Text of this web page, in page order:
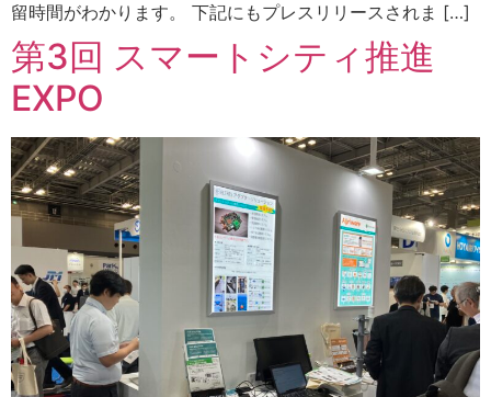
留時間がわかります。 下記にもプレスリリースされま […]
第3回 スマートシティ推進
EXPO